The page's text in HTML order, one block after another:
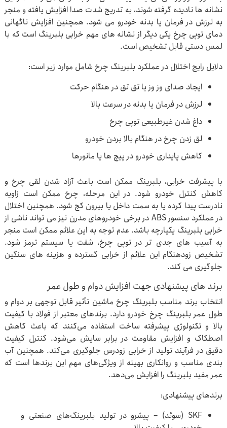
نشانه ها نادیده گرفته شوند، به تدریج شدت صدا افزایش یافته و منجر
به لرزش در فرمان یا بدنه خودرو می شود. همچنین افزایش ناگهانی
دمای توپی چرخ یکی دیگر از نشانه های مهم خرابی بلبرینگ است که با
لمس دستی قابل تشخیص است.
دلایل رایج اختلال در عملکرد بلبرینگ چرخ شامل موارد زیر است:
ایجاد صدای وز وز یا تق تق در هنگام حرکت
لرزش در فرمان یا بدنه در سرعت بالا
داغ شدن غیرطبیعی توپی چرخ
لق زدن چرخ در هنگام بالا بردن خودرو
کاهش پایداری خودرو در پیچ ها یا مانورها
با پیشرفت خرابی، بلبرینگ ممکن است باعث آزاد شدن لقی چرخ و
کاهش کنترل خودرو شود. در این مرحله، چرخ ممکن است زاویه
نادرست پیدا کرده یا به سمت داخل یا بیرون کج شود. همچنین اختلال
در عملکرد سنسور ABS در برخی خودروهای مدرن نیز می تواند ناشی از
خرابی بلبرینگ یکپارچه باشد. عدم توجه به این علائم ممکن است منجر
به آسیب های جدی تر در توپی چرخ، شفت یا سیستم ترمز شود.
تشخیص زودهنگام این علائم از خرابی گسترده و هزینه های سنگین
جلوگیری می کند.
برند های پیشنهادی جهت افزایش دوام و طول عمر
انتخاب برند مناسب بلبرینگ چرخ ماشین تأثیر قابل توجهی بر دوام و
طول عمر بلبرینگ چرخ خودرو دارد. برندهای معتبر از فولاد با کیفیت
بالا و تکنولوژی پیشرفته ساخت استفاده می‌کنند که باعث کاهش
اصطکاک و افزایش مقاومت در برابر سایش می‌شود. کنترل کیفیت
دقیق در فرآیند تولید از خرابی زودرس جلوگیری می‌کند. همچنین آب
بندی مناسب و روانکاری بهینه از ویژگی‌های مهم این برندها است که
عمر مفید بلبرینگ را افزایش می‌دهد.
برندهای پیشنهادی:
SKF (سوئد) – پیشرو در تولید بلبرینگ‌های صنعتی و